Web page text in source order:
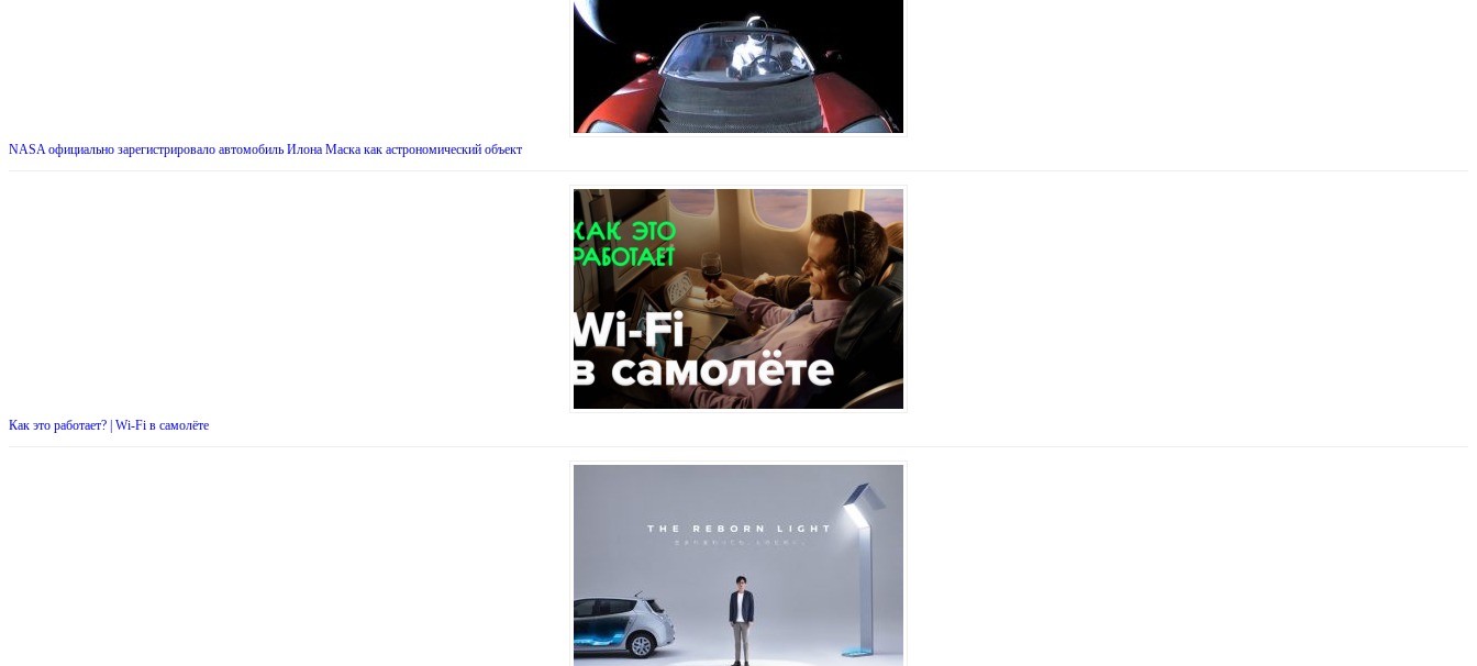
NASA официально зарегистрировало автомобиль Илона Маска как астрономический объект
Как это работает? | Wi-Fi в самолёте